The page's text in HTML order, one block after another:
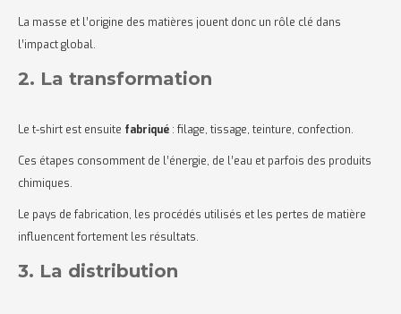
La masse et l’origine des matières jouent donc un rôle clé dans
l’impact global.
2. La transformation
Le t-shirt est ensuite fabriqué : filage, tissage, teinture, confection.
Ces étapes consomment de l’énergie, de l’eau et parfois des produits
chimiques.
Le pays de fabrication, les procédés utilisés et les pertes de matière
influencent fortement les résultats.
3. La distribution